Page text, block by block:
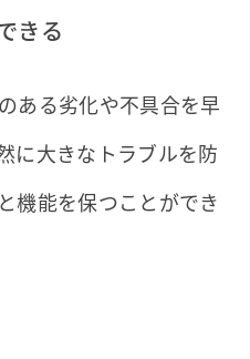
きる
ある劣化や不具合を早
に大きなトラブルを防
機能を保つことができ